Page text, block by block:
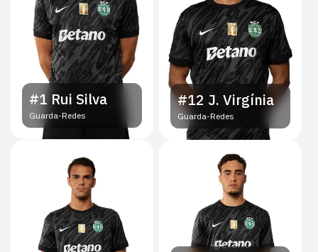
#1 Rui Silva
Guarda-Redes
#12 J. Virgínia
Guarda-Redes